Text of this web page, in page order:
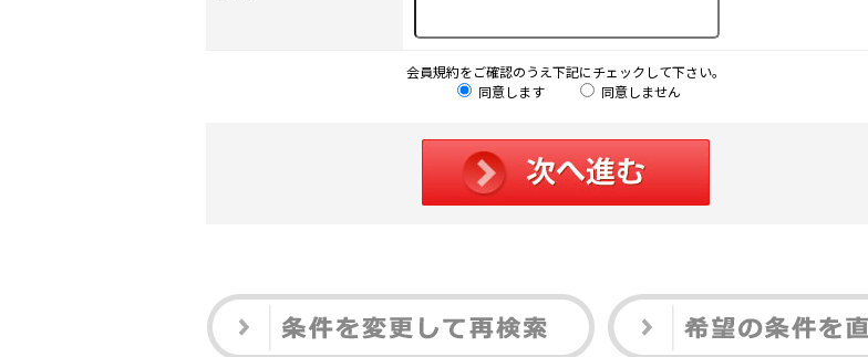
会員規約をご確認のうえ下記にチェックして下さい。
同意します
同意しません